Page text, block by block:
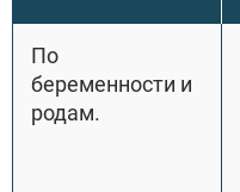
По
беременности и
родам.